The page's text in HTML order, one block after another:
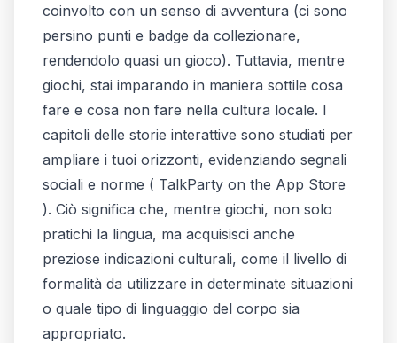
coinvolto con un senso di avventura (ci sono
persino punti e badge da collezionare,
rendendolo quasi un gioco). Tuttavia, mentre
giochi, stai imparando in maniera sottile cosa
fare e cosa non fare nella cultura locale. I
capitoli delle storie interattive sono studiati per
ampliare i tuoi orizzonti, evidenziando segnali
sociali e norme ( ‎TalkParty on the App Store
). Ciò significa che, mentre giochi, non solo
pratichi la lingua, ma acquisisci anche
preziose indicazioni culturali, come il livello di
formalità da utilizzare in determinate situazioni
o quale tipo di linguaggio del corpo sia
appropriato.